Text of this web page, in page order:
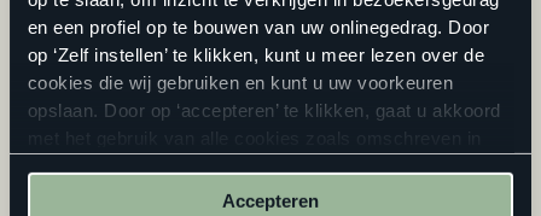
en een profiel op te bouwen van uw onlinegedrag. Door
op ‘Zelf instellen’ te klikken, kunt u meer lezen over de
cookies die wij gebruiken en kunt u uw voorkeuren
opslaan. Door op ‘accepteren’ te klikken, gaat u akkoord
Accepteren
Het plaatsen van een pvc vloer op een houten ondergrond